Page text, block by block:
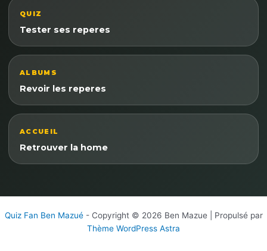
QUIZ
Tester ses reperes
ALBUMS
Revoir les reperes
ACCUEIL
Retrouver la home
Quiz Fan Ben Mazué- Copyright © 2026 Ben Mazue | Propulsé par
Thème WordPress Astra